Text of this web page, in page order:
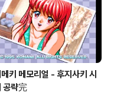
키 메모리얼 - 후지사키 시
공략完